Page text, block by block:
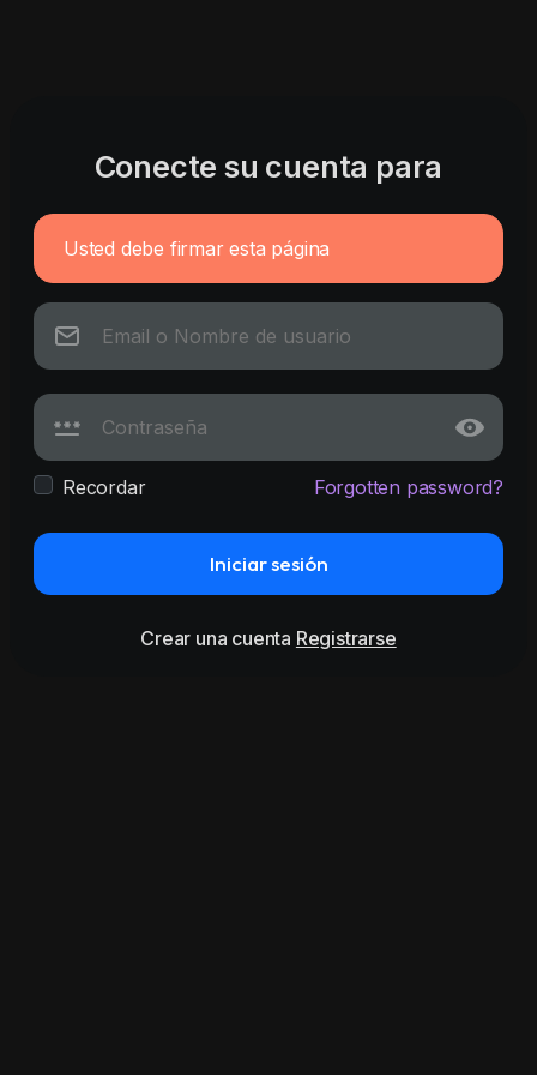
Conecte su cuenta para
Usted debe firmar esta página
Recordar Forgotten password?
Iniciar sesión
Crear una cuenta Registrarse